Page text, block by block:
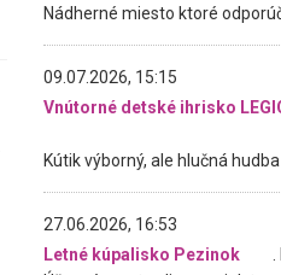
09.07.2026, 15:15
27.06.2026, 16:53
Letné kúpalisko Pezinok